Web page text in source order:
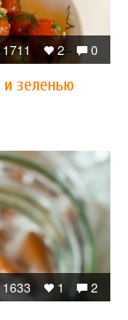
0
2
зеленью
2
1